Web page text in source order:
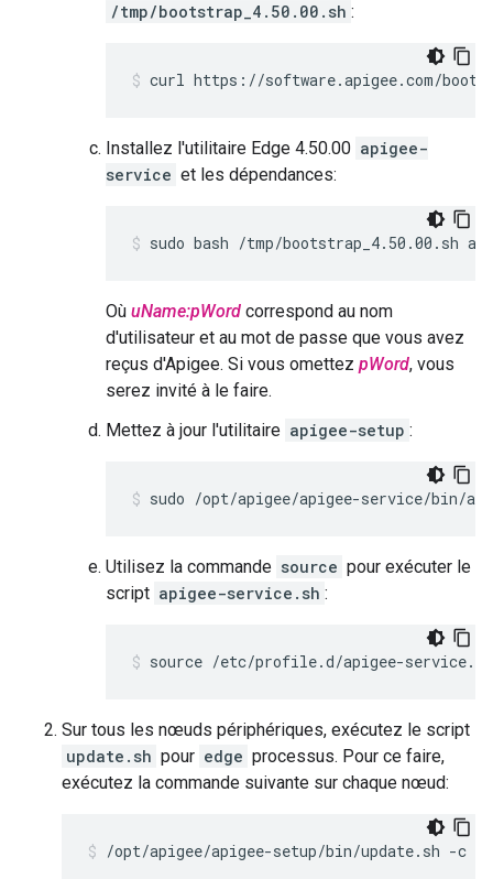
/tmp/bootstrap_4.50.00.sh :
curl https://software.apigee.com/
Installez l'utilitaire Edge 4.50.00 apigee-
service et les dépendances:
sudo bash /tmp/bootstrap_4.50.00.sh
Où uName:pWord correspond au nom
d'utilisateur et au mot de passe que vous avez
reçus d'Apigee. Si vous omettez pWord, vous
serez invité à le faire.
Mettez à jour l'utilitaire apigee-setup :
sudo /opt/apigee/apigee-service/bin/
Utilisez la commande source pour exécuter le
script apigee-service.sh :
source /etc/profile.d/apigee-service.sh
Sur tous les nœuds périphériques, exécutez le script
update.sh pour edge processus. Pour ce faire,
exécutez la commande suivante sur chaque nœud:
/opt/apigee/apigee-setup/bin/update.sh -c